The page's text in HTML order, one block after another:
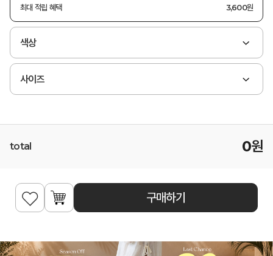
최대 적립 혜택 3,600원
색상
사이즈
total 0원
구매하기